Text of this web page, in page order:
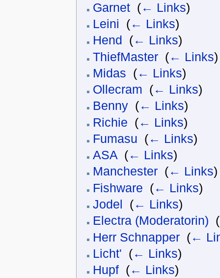
Garnet‎ (← Links)
Leini
(← Links)
Hend
(← Links)
ThiefMaster‎ (← Links)
Midas (← Links)
Ollecram (← Links)
Benny‎ (← Links)
Richie (← Links)
Fumasu (← Links)
ASA‎ (← Links)
Manchester‎ (← Links)
Fishware (← Links)
Jodel
(← Links)
Electra (Moderatorin) (
Herr Schnapper‎ (←
Licht' (← Links)
Hupf‎ (← Links)